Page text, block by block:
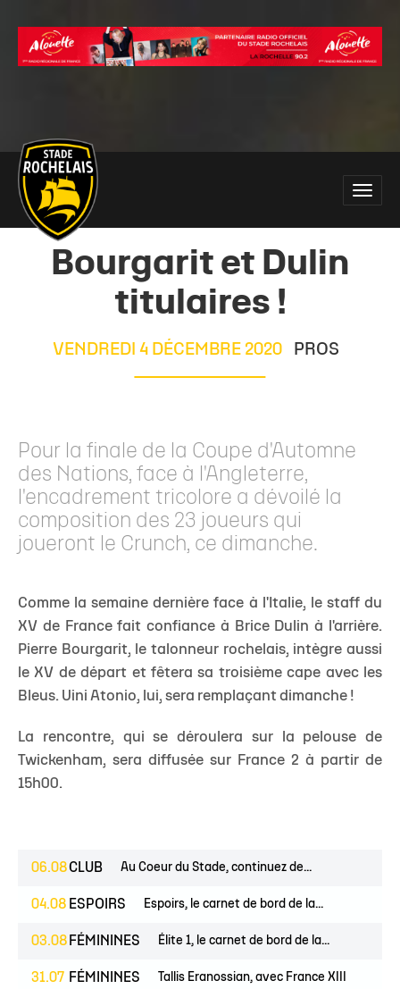
Main
site
navigation
Toggle
Bourgarit et Dulin
titulaires !
VENDREDI 4 DÉCEMBRE 2020 PROS
Pour la finale de la Coupe d'Automne
des Nations, face à l'Angleterre,
l'encadrement tricolore a dévoilé la
composition des 23 joueurs qui
joueront le Crunch, ce dimanche.
Comme la semaine dernière face à l'Italie, le staff du
XV de France fait confiance à Brice Dulin à l'arrière.
Pierre Bourgarit, le talonneur rochelais, intègre aussi
le XV de départ et fêtera sa troisième cape avec les
Bleus. Uini Atonio, lui, sera remplaçant dimanche !
La rencontre, qui se déroulera sur la pelouse de
Twickenham, sera diffusée sur France 2 à partir de
15h00.
06.08CLUB Au Coeur du Stade, continuez de...
04.08 ESPOIRS Espoirs, le carnet de bord de la...
03.08 FÉMININES Élite 1, le carnet de bord de la...
31.07 FÉMININES Tallis Eranossian, avec France XIII